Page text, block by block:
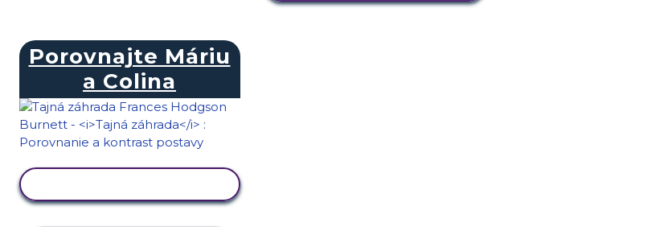
Porovnajte Máriu
a Colina